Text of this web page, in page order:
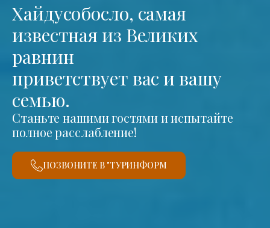
Хайдусобосло, самая
известная из Великих
равнин
приветствует вас и вашу
семью.
Станьте нашими гостями и испытайте
полное расслабление!
ПОЗВОНИТЕ В "ТУРИНФОРМ